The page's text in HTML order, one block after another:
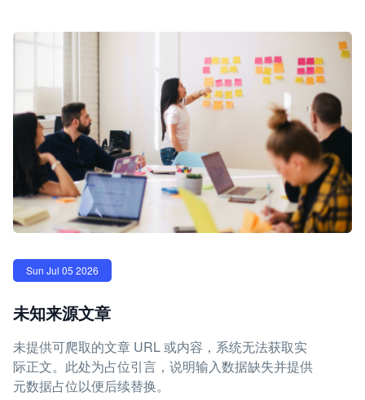
Sun Jul 05 2026
未知来源文章
未提供可爬取的文章 URL 或内容，系统无法获取实
际正文。此处为占位引言，说明输入数据缺失并提供
元数据占位以便后续替换。